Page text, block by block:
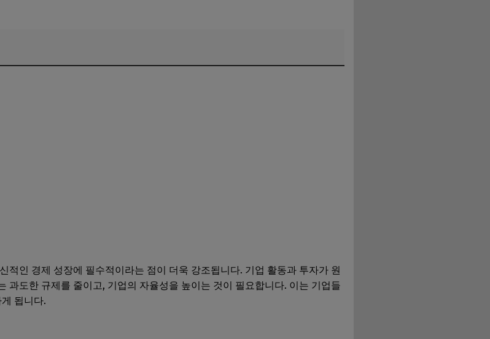
적인 경제 성장에 필수적이라는 점이 더욱 강조됩니다. 기업 활동과 투자가 원
과도한 규제를 줄이고, 기업의 자율성을 높이는 것이 필요합니다. 이는 기업들
됩니다.